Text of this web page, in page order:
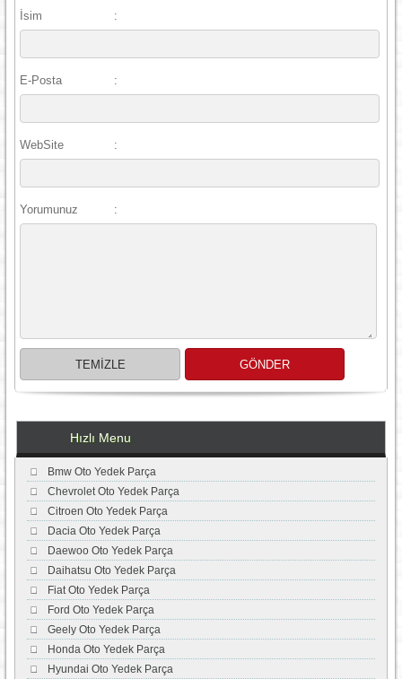
İsim :
E-Posta :
WebSite :
Yorumunuz :
Hızlı Menu
Bmw Oto Yedek Parça
Chevrolet Oto Yedek Parça
Citroen Oto Yedek Parça
Dacia Oto Yedek Parça
Daewoo Oto Yedek Parça
Daihatsu Oto Yedek Parça
Fiat Oto Yedek Parça
Ford Oto Yedek Parça
Geely Oto Yedek Parça
Honda Oto Yedek Parça
Hyundai Oto Yedek Parça